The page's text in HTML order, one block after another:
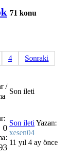
71 konu
4
Sonraki
/
Son ileti
0
Son ileti Yazan:
xesen04
11 yıl 4 ay önce